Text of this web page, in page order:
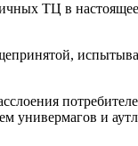
ТЦ в
универмагов и